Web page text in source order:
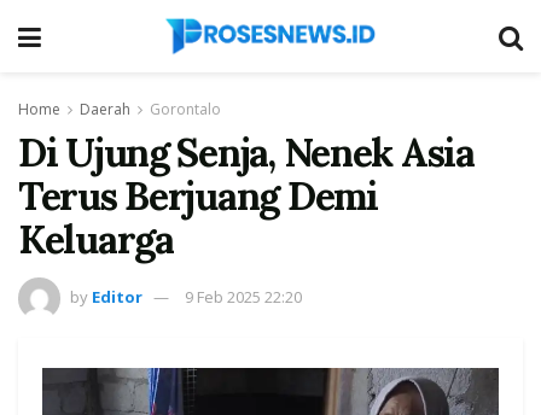
Home Daerah Gorontalo
Di Ujung Senja, Nenek Asia
Terus Berjuang Demi
Keluarga
by Editor 9 Feb 2025 22:20